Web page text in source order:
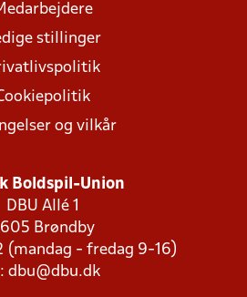
stillinger
og vilkår
Boldspil-Union
DBU Allé 1
Brøndby
(mandag - fredag 9-16)
dbu@dbu.dk